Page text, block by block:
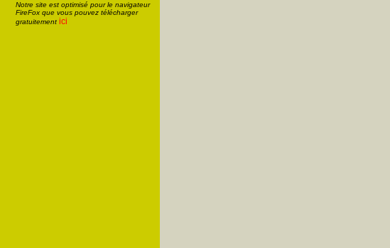
Notre site est optimisé pour le navigateur
FireFox que vous pouvez télécharger
gratuitement ici